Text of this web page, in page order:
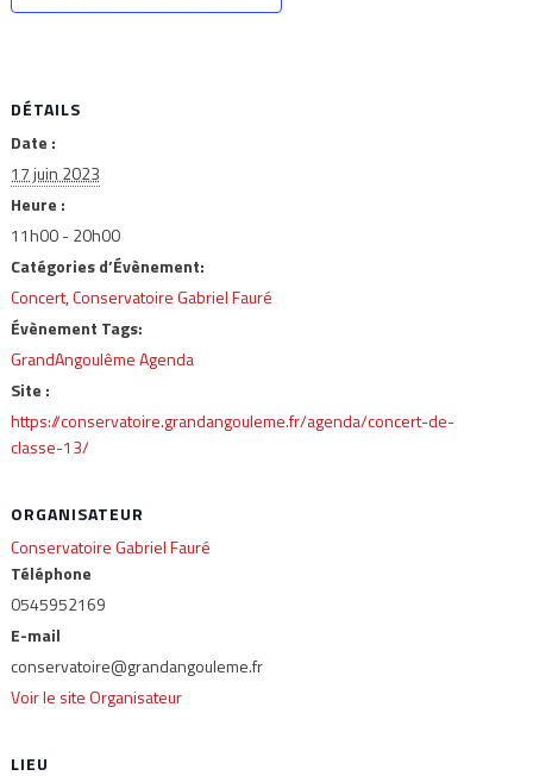
DÉTAILS
Date :
17 juin 2023
Heure :
11h00 - 20h00
Catégories d’Évènement:
Concert,Conservatoire Gabriel Fauré
Évènement Tags:
GrandAngoulême Agenda
Site :
https://conservatoire.grandangouleme.fr/agenda/concert-de-
classe-13/
LIEU
ORGANISATEUR
Conservatoire Gabriel Fauré
Téléphone
0545952169
E-mail
conservatoire@grandangouleme.fr
Voir le site Organisateur